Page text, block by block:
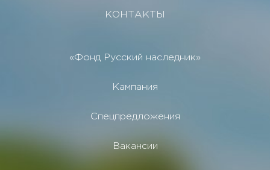
КОНТАКТЫ
«Фонд Русский наследник»
Кампания
Спецпредложения
Вакансии